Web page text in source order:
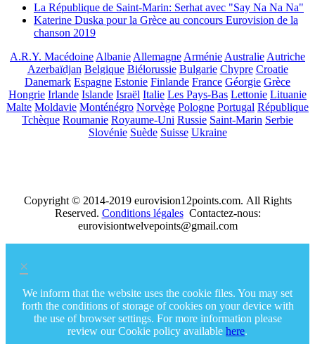
La République de Saint-Marin: Serhat avec "Say Na Na Na"
Katerine Duska pour la Grèce au concours Eurovision de la
chanson 2019
A.R.Y. MacédoineAlbanieAllemagneArménieAustralieAutriche
Azerbaïdjan Belgique Biélorussie Bulgarie Chypre Croatie
Danemark Espagne Estonie Finlande France Géorgie Grèce
Hongrie Irlande Islande Israël Italie Les Pays-Bas Lettonie Lituanie
Malte Moldavie Monténégro Norvège Pologne Portugal République
Tchèque Roumanie Royaume-Uni Russie Saint-Marin Serbie
Slovénie Suède Suisse Ukraine
Copyright © 2014-2019 eurovision12points.com. All Rights
Reserved. Conditions légalesContactez-nous:
eurovisiontwelvepoints@gmail.com
×
We inform that the website uses the cookie files. You may set
forth the conditions of storage of cookies on your device with
the use of browser settings. For more information please
review our Cookie policy available here.